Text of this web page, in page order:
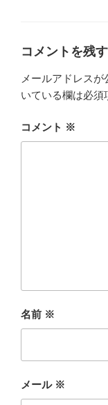
コメントを残す
メールアドレスが
いている欄は必須
コメント ※
名前 ※
メール ※